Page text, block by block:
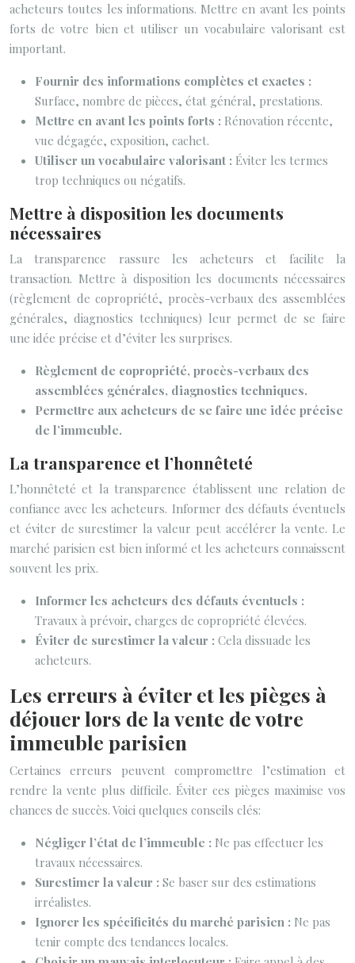
acheteurs toutes les informations. Mettre en avant les points
forts de votre bien et utiliser un vocabulaire valorisant est
important.
Fournir des informations complètes et exactes :
Surface, nombre de pièces, état général, prestations.
Mettre en avant les points forts : Rénovation récente,
vue dégagée, exposition, cachet.
Utiliser un vocabulaire valorisant : Éviter les termes
trop techniques ou négatifs.
Mettre à disposition les documents
nécessaires
La transparence rassure les acheteurs et facilite la
transaction. Mettre à disposition les documents nécessaires
(règlement de copropriété, procès-verbaux des assemblées
générales, diagnostics techniques) leur permet de se faire
une idée précise et d’éviter les surprises.
Règlement de copropriété, procès-verbaux des
assemblées générales, diagnostics techniques.
Permettre aux acheteurs de se faire une idée précise
de l’immeuble.
La transparence et l’honnêteté
L’honnêteté et la transparence établissent une relation de
confiance avec les acheteurs. Informer des défauts éventuels
et éviter de surestimer la valeur peut accélérer la vente. Le
marché parisien est bien informé et les acheteurs connaissent
souvent les prix.
Informer les acheteurs des défauts éventuels :
Travaux à prévoir, charges de copropriété élevées.
Éviter de surestimer la valeur : Cela dissuade les
acheteurs.
Les erreurs à éviter et les pièges à
déjouer lors de la vente de votre
immeuble parisien
Certaines erreurs peuvent compromettre l’estimation et
rendre la vente plus difficile. Éviter ces pièges maximise vos
chances de succès. Voici quelques conseils clés:
Négliger l’état de l’immeuble : Ne pas effectuer les
travaux nécessaires.
Surestimer la valeur : Se baser sur des estimations
irréalistes.
Ignorer les spécificités du marché parisien : Ne pas
tenir compte des tendances locales.